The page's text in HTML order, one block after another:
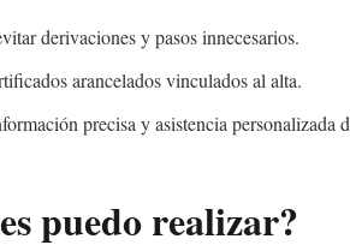
derivaciones y pasos innecesarios.
arancelados vinculados al alta.
precisa y asistencia personalizada
puedo realizar?